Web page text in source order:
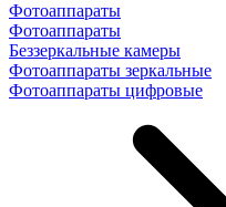
Фотоаппараты
Фотоаппараты
Беззеркальные камеры
Фотоаппараты зеркальные
Фотоаппараты цифровые